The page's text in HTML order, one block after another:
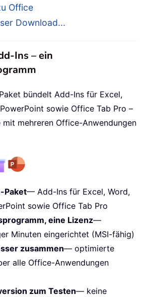
Office
Download...
Ins – ein
bündelt Add-Ins für Excel,
sowie Office Tab Pro –
mit mehreren Office-Anwendungen
Paket— Add-Ins für Excel, Word,
sowie Office Tab Pro
eine Lizenz—
Minuten eingerichtet (MSI-fähig)
zusammen— optimierte
alle Office-Anwendungen
zum Testen— keine